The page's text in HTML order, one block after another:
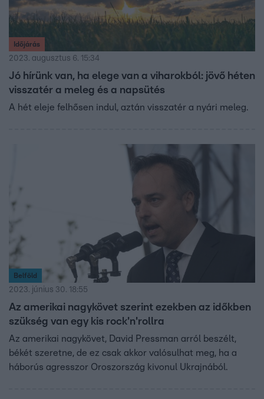
Időjárás
2023. augusztus 6. 15:34
Jó hírünk van, ha elege van a viharokból: jövő héten
visszatér a meleg és a napsütés
A hét eleje felhősen indul, aztán visszatér a nyári meleg.
Belföld
2023. június 30. 18:55
Az amerikai nagykövet szerint ezekben az időkben
szükség van egy kis rock'n'rollra
Az amerikai nagykövet, David Pressman arról beszélt,
békét szeretne, de ez csak akkor valósulhat meg, ha a
háborús agresszor Oroszország kivonul Ukrajnából.